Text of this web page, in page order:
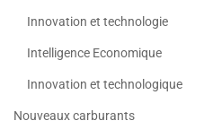
Innovation et technologie
Intelligence Economique
Innovation et technologique
Nouveaux carburants